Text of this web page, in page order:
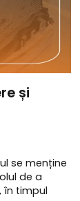
și
se menține
de a
în timpul